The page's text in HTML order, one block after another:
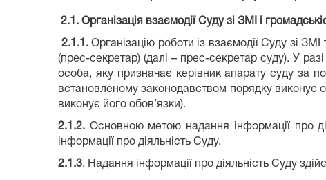
2.1. Організація взаємодії Суду зі ЗМІ і
2.1.1 . Організацію роботи із взаємодії Суду зі
(прес-секретар) (далі – прес-секретар суду). У
особа, яку призначає керівник апарату суду за
встановленому законодавством порядку виконує
виконує його обов’язки).
2.1.2. Основною метою надання інформації про
інформації про діяльність Суду.
2.1.3. Надання інформації про діяльність Суду